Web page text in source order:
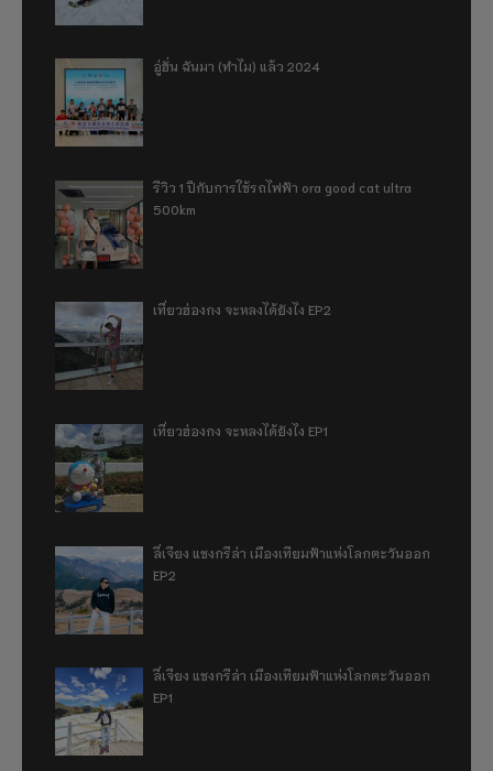
อู่ฮั่น ฉันมา (ทำไม) แล้ว 2024
รีวิว 1 ปีกับการใช้รถไฟฟ้า ora good cat ultra
500km
เที่ยวฮ่องกง จะหลงได้ยังไง EP2
เที่ยวฮ่องกง จะหลงได้ยังไง EP1
ลี่เจียง แชงกรีล่า เมืองเทียมฟ้าแห่งโลกตะวันออก
EP2
ลี่เจียง แชงกรีล่า เมืองเทียมฟ้าแห่งโลกตะวันออก
EP1